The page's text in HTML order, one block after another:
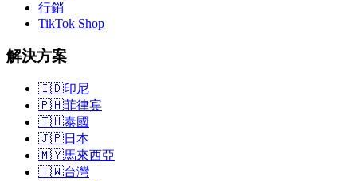
行銷
TikTok Shop
解決方案
🇮🇩印尼
🇵🇭菲律宾
🇹🇭泰國
🇯🇵日本
🇲🇾馬來西亞
🇹🇼台灣